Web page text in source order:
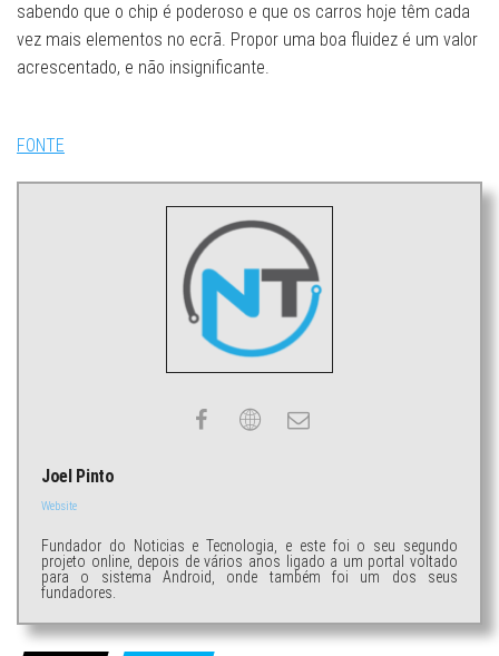
sabendo que o chip é poderoso e que os carros hoje têm cada
vez mais elementos no ecrã. Propor uma boa fluidez é um valor
acrescentado, e não insignificante.
FONTE
Joel Pinto
Website
Fundador do Noticias e Tecnologia, e este foi o seu segundo
projeto online, depois de vários anos ligado a um portal voltado
para o sistema Android, onde também foi um dos seus
fundadores.